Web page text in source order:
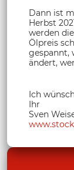
Dann ist
Herbst
werden
Ölpreis
gespannt,
ändert,
Ich
Ihr
Sven